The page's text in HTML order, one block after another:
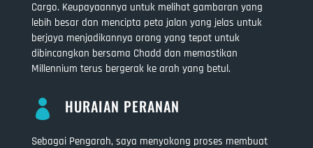
Cargo. Keupayaannya untuk melihat gambaran yang
lebih besar dan mencipta peta jalan yang jelas untuk
berjaya menjadikannya orang yang tepat untuk
dibincangkan bersama Chadd dan memastikan
Millennium terus bergerak ke arah yang betul.
 HURAIAN PERANAN
Sebagai Pengarah, saya menyokong proses membuat